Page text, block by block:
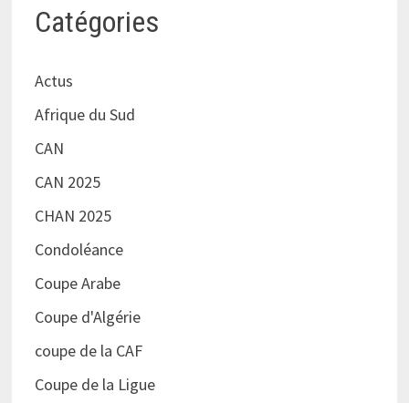
Catégories
Actus
Afrique du Sud
CAN
CAN 2025
CHAN 2025
Condoléance
Coupe Arabe
Coupe d'Algérie
coupe de la CAF
Coupe de la Ligue